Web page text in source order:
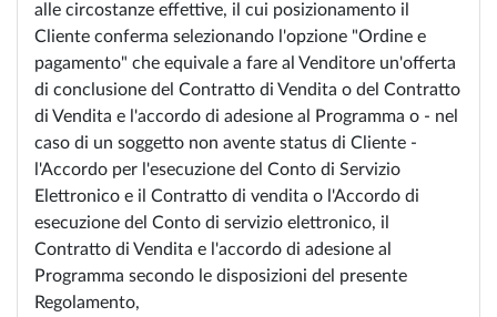
alle circostanze effettive, il cui posizionamento il
Cliente conferma selezionando l'opzione "Ordine e
pagamento" che equivale a fare al Venditore un'offerta
di conclusione del Contratto di Vendita o del Contratto
di Vendita e l'accordo di adesione al Programma o - nel
caso di un soggetto non avente status di Cliente -
l'Accordo per l'esecuzione del Conto di Servizio
Elettronico e il Contratto di vendita o l'Accordo di
esecuzione del Conto di servizio elettronico, il
Contratto di Vendita e l'accordo di adesione al
Programma secondo le disposizioni del presente
Regolamento,